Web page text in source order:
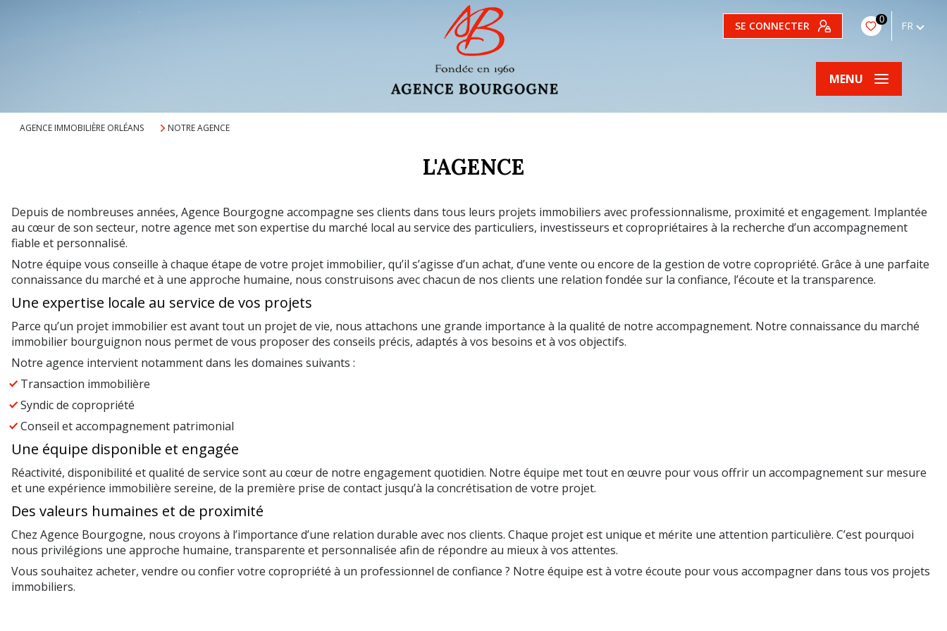
SE CONNECTER 0 FR
MENU
AGENCE IMMOBILIÈRE ORLÉANS NOTRE AGENCE
L'AGENCE
Depuis de nombreuses années, Agence Bourgogne accompagne ses clients dans tous leurs projets immobiliers avec professionnalisme, proximité et engagement. Implantée
au cœur de son secteur, notre agence met son expertise du marché local au service des particuliers, investisseurs et copropriétaires à la recherche d’un accompagnement
fiable et personnalisé.
Notre équipe vous conseille à chaque étape de votre projet immobilier, qu’il s’agisse d’un achat, d’une vente ou encore de la gestion de votre copropriété. Grâce à une parfaite
connaissance du marché et à une approche humaine, nous construisons avec chacun de nos clients une relation fondée sur la confiance, l’écoute et la transparence.
Une expertise locale au service de vos projets
Parce qu’un projet immobilier est avant tout un projet de vie, nous attachons une grande importance à la qualité de notre accompagnement. Notre connaissance du marché
immobilier bourguignon nous permet de vous proposer des conseils précis, adaptés à vos besoins et à vos objectifs.
Notre agence intervient notamment dans les domaines suivants :
Transaction immobilière
Syndic de copropriété
Conseil et accompagnement patrimonial
Une équipe disponible et engagée
Réactivité, disponibilité et qualité de service sont au cœur de notre engagement quotidien. Notre équipe met tout en œuvre pour vous offrir un accompagnement sur mesure
et une expérience immobilière sereine, de la première prise de contact jusqu’à la concrétisation de votre projet.
Des valeurs humaines et de proximité
Chez Agence Bourgogne, nous croyons à l’importance d’une relation durable avec nos clients. Chaque projet est unique et mérite une attention particulière. C’est pourquoi
nous privilégions une approche humaine, transparente et personnalisée afin de répondre au mieux à vos attentes.
Vous souhaitez acheter, vendre ou confier votre copropriété à un professionnel de confiance ? Notre équipe est à votre écoute pour vous accompagner dans tous vos projets
immobiliers.